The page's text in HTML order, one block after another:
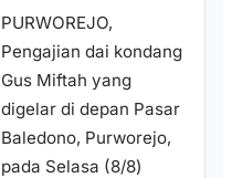
PURWOREJO,
Pengajian dai kondang
Gus Miftah yang
digelar di depan Pasar
Baledono, Purworejo,
pada Selasa (8/8)